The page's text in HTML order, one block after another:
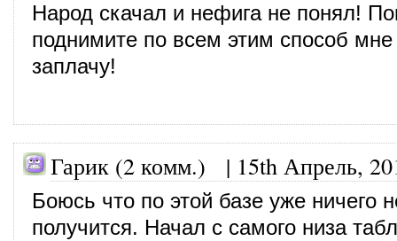
Народ скачал и нефига не понял!
поднимите по всем этим способ
заплачу!
Гарик (2 комм.) | 15th Апрель,
Боюсь что по этой базе уже ничего
получится. Начал с самого низа